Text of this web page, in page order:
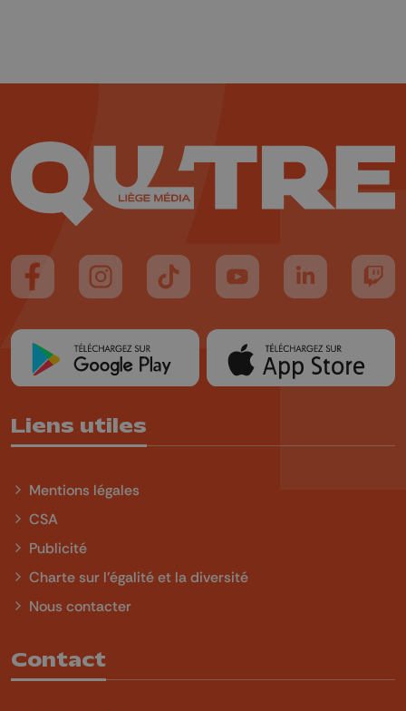
Suivez-nous sur FaceBook
Suivez-nous sur Instagram
Suivez-nous sur TikTok
Suivez-nous sur YouTube
Suivez-nous
Liens utiles
Mentions légales
CSA
Publicité
Charte sur l'égalité et la diversité
Nous contacter
Contact